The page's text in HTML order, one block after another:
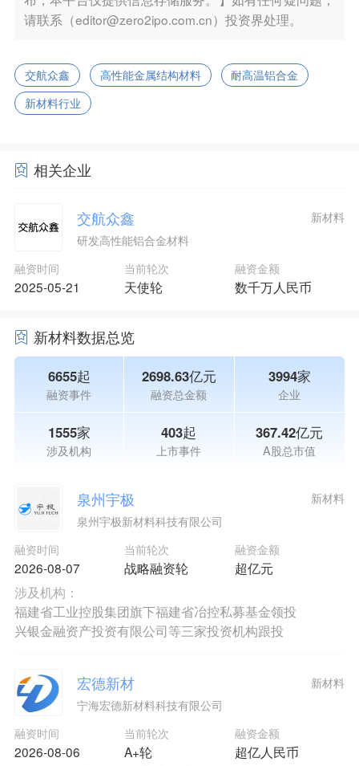
请联系（editor@zero2ipo.com.cn）投资界处理。
交航众鑫 高性能金属结构材料
耐高温铝合金
新材料行业
相关企业
交航众鑫
研发高性能铝合金材料
新材料
融资时间
2025-05-21
当前轮次
天使轮
融资金额
数千万人民币
新材料数据总览
6655起
融资事件
2698.63亿元
融资总金额
3994家
企业
1555家
涉及机构
403起
上市事件
367.42亿元
A股总市值
泉州宇极
泉州宇极新材料科技有限公司
融资时间
2026-08-07
当前轮次
战略融资轮
融资金额
超亿元
新材料
涉及机构：
福建省工业控股集团旗下福建省冶控私募基金领投
兴银金融资产投资有限公司等三家投资机构跟投
宏德新材
宁海宏德新材料科技有限公司
融资时间
2026-08-06
当前轮次
A+轮
融资金额
超亿人民币
新材料